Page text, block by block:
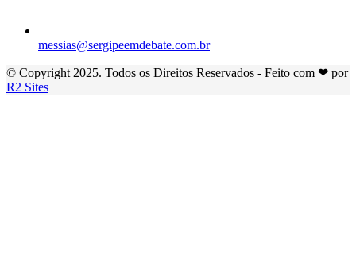
messias@sergipeemdebate.com.br
© Copyright 2025. Todos os Direitos Reservados - Feito com ❤ por
R2 Sites